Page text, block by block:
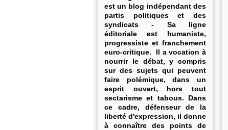
est un blog indépendant des
partis politiques et des
syndicats - Sa ligne
éditoriale est humaniste,
progressiste et franchement
euro-critique. Il a vocation à
nourrir le débat, y compris
sur des sujets qui peuvent
faire polémique, dans un
esprit ouvert, hors tout
sectarisme et tabous. Dans
ce cadre, défenseur de la
liberté d'expression, il donne
à connaître des points de